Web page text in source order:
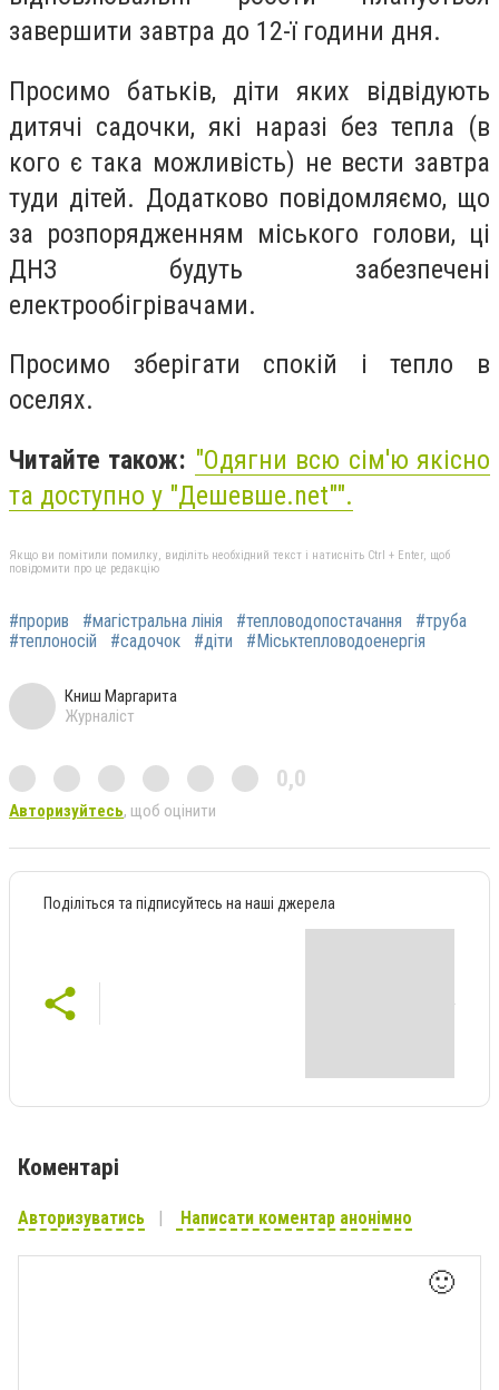
завершити завтра до 12-ї години дня.
Просимо батьків, діти яких відвідують
дитячі садочки, які наразі без тепла (в
кого є така можливість) не вести завтра
туди дітей. Додатково повідомляємо, що
за розпорядженням міського голови, ці
ДНЗ будуть забезпечені
електрообігрівачами.
Просимо зберігати спокій і тепло в
оселях.
Читайте також: "Одягни всю сім'ю якісно
та доступно у "Дешевше.net"".
Якщо ви помітили помилку, виділіть необхідний текст і натисніть Ctrl + Enter, щоб
повідомити про це редакцію
#прорив #магістральна лінія #тепловодопостачання
#труба
#теплоносій
#садочок #діти #Міськтепловодоенергія
Книш Маргарита
Журналіст
0,0
Авторизуйтесь, щоб оцінити
Поділіться та підписуйтесь на наші джерела
Коментарі
Авторизуватись Написати коментар анонімно
🙂